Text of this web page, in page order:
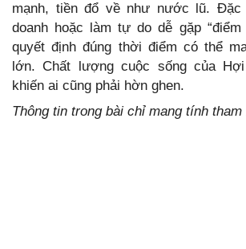
mạnh, tiền đổ về như nước lũ. Đặc
doanh hoặc làm tự do dễ gặp
quyết định đúng thời điểm có thể
lớn. Chất lượng cuộc sống của
khiến ai cũng phải hờn ghen.
Thông tin trong bài chỉ mang tính tham